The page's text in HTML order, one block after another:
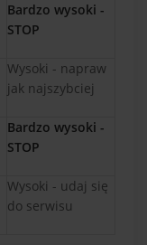
Bardzo wysoki -
STOP
Wysoki - napraw
jak najszybciej
Bardzo wysoki -
STOP
Wysoki - udaj się
do serwisu